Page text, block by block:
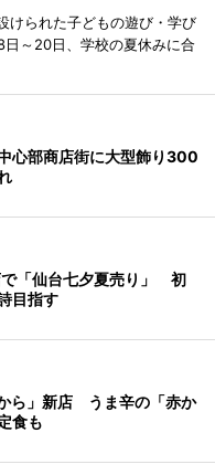
けられた子どもの遊び・学び
～20日、学校の夏休みに合
心部商店街に大型飾り300
「仙台七夕夏売り」 初
目指す
ら」新店 うま辛の「赤か
食も